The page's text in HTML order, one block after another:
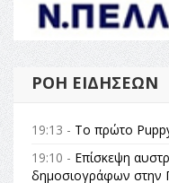
ΡΟΉ ΕΙΔΉΣΕΩΝ
19:13 - Το πρώτο
19:10 - Επίσκεψη
δημοσιογράφων στην